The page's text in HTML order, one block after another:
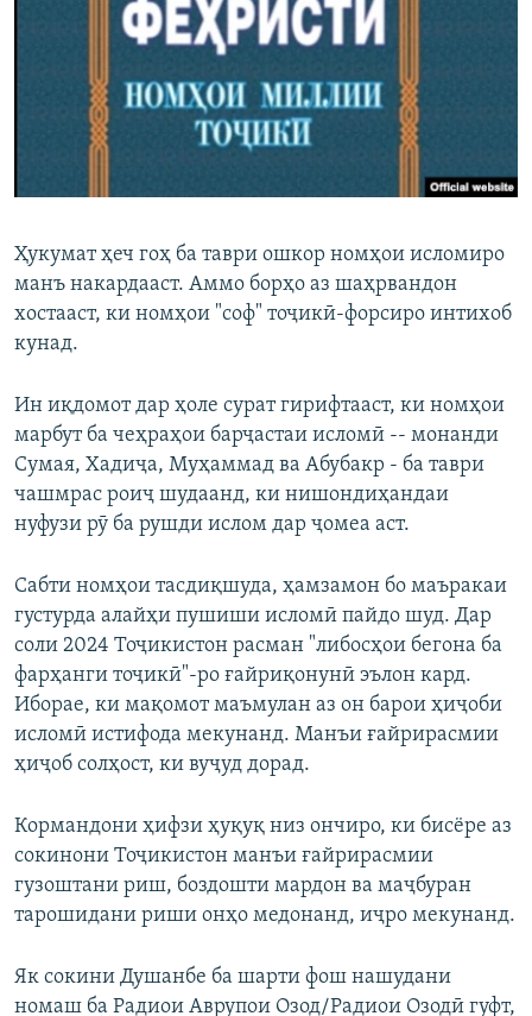
Ҳукумат ҳеч гоҳ ба таври ошкор номҳои исломиро
манъ накардааст. Аммо борҳо аз шаҳрвандон
хостааст, ки номҳои "соф" тоҷикӣ-форсиро интихоб
кунад.
Ин иқдомот дар ҳоле сурат гирифтааст, ки номҳои
марбут ба чеҳраҳои барҷастаи исломӣ -- монанди
Сумая, Хадиҷа, Муҳаммад ва Абубакр - ба таври
чашмрас роиҷ шудаанд, ки нишондиҳандаи
нуфузи рӯ ба рушди ислом дар ҷомеа аст.
Сабти номҳои тасдиқшуда, ҳамзамон бо маъракаи
густурда алайҳи пушиши исломӣ пайдо шуд. Дар
соли 2024 Тоҷикистон расман "либосҳои бегона ба
фарҳанги тоҷикӣ"-ро ғайриқонунӣ эълон кард.
Иборае, ки мақомот маъмулан аз он барои ҳиҷоби
исломӣ истифода мекунанд. Манъи ғайрирасмии
ҳиҷоб солҳост, ки вуҷуд дорад.
Кормандони ҳифзи ҳуқуқ низ ончиро, ки бисёре аз
сокинони Тоҷикистон манъи ғайрирасмии
гузоштани риш, боздошти мардон ва маҷбуран
тарошидани риши онҳо медонанд, иҷро мекунанд.
Як сокини Душанбе ба шарти фош нашудани
номаш ба Радиои Аврупои Озод/Радиои Озодӣ гуфт,